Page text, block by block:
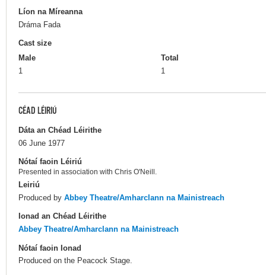
Líon na Míreanna
Dráma Fada
Cast size
Male
1
Total
1
CÉAD LÉIRIÚ
Dáta an Chéad Léirithe
06 June 1977
Nótaí faoin Léiriú
Presented in association with Chris O'Neill.
Leiriú
Produced by Abbey Theatre/Amharclann na Mainistreach
Ionad an Chéad Léirithe
Abbey Theatre/Amharclann na Mainistreach
Nótaí faoin Ionad
Produced on the Peacock Stage.